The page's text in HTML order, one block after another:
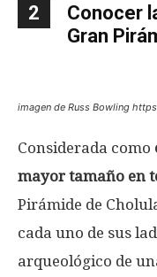
2
Conocer
Gran
imagen de Russ Bowling
Considerada como
mayor tamaño en
Pirámide de
cada uno de sus
arqueológico de